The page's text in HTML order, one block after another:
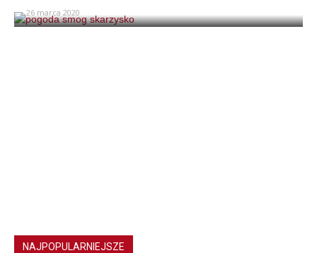
26 marca 2020
NAJPOPULARNIEJSZE